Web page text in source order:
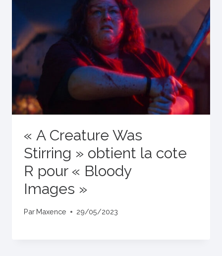
« A Creature Was
Stirring » obtient la cote
R pour « Bloody
Images »
Par Maxence 29/05/2023